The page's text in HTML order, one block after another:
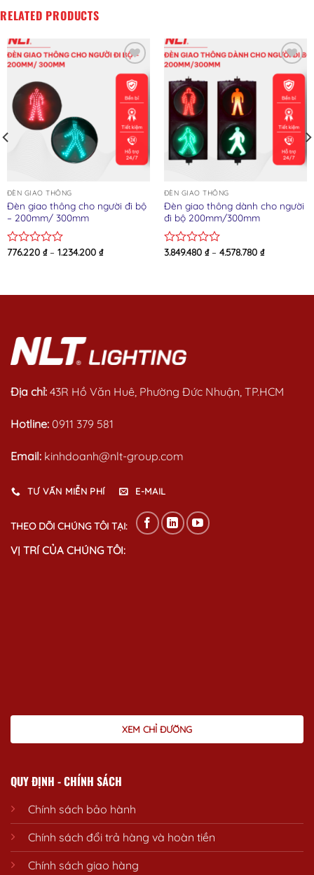
RELATED PRODUCTS
Add to wishlist
ĐÈN GIAO THÔNG
Đèn giao thông cho người đi bộ
– 200mm/ 300mm
Rated
5
776.220 ₫– 1.234.200 ₫
Add to wishlist
ĐÈN GIAO THÔNG
Đèn giao thông dành cho người
đi bộ 200mm/300mm
Rated
5
3.849.480 ₫– 4.578.780 ₫
Địa chỉ: 43R Hồ Văn Huê, Phường Đức Nhuận, TP.HCM
Hotline: 0911 379 581
Email: kinhdoanh@nlt-group.com
TƯ VẤN MIỄN PHÍ E-MAIL
THEO DÕI CHÚNG TÔI TẠI:
VỊ TRÍ CỦA CHÚNG TÔI:
XEM CHỈ ĐƯỜNG
QUY ĐỊNH - CHÍNH SÁCH
Chính sách bảo hành
Chính sách đổi trả hàng và hoàn tiền
Chính sách giao hàng